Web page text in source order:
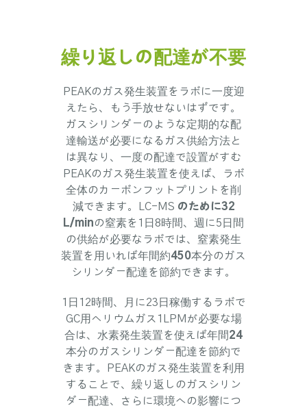
繰り返しの配達が不要
PEAKのガス発生装置をラボに一度迎
えたら、もう手放せないはずです。
ガスシリンダーのような定期的な配
達輸送が必要になるガス供給方法と
は異なり、一度の配達で設置がすむ
PEAKのガス発生装置を使えば、ラボ
全体のカーボンフットプリントを削
減できます。LC-MS のために32
L/minの窒素を1日8時間、週に5日間
の供給が必要なラボでは、窒素発生
装置を用いれば年間約450本分のガス
シリンダー配達を節約できます。
1日12時間、月に23日稼働するラボで
GC用ヘリウムガス1LPMが必要な場
合は、水素発生装置を使えば年間24
本分のガスシリンダー配達を節約で
きます。PEAKのガス発生装置を利用
することで、繰り返しのガスシリン
ダー配達、さらに環境への影響につ